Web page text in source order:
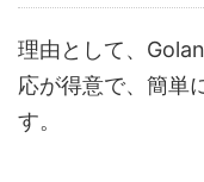
理由として、
応が得意で、簡単
す。